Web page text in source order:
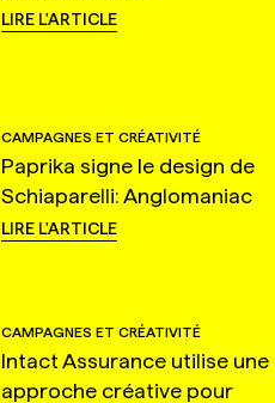
LIRE L'ARTICLE
CAMPAGNES ET CRÉATIVITÉ
Paprika signe le design de
Schiaparelli: Anglomaniac
LIRE L'ARTICLE
CAMPAGNES ET CRÉATIVITÉ
Intact Assurance utilise une
approche créative pour